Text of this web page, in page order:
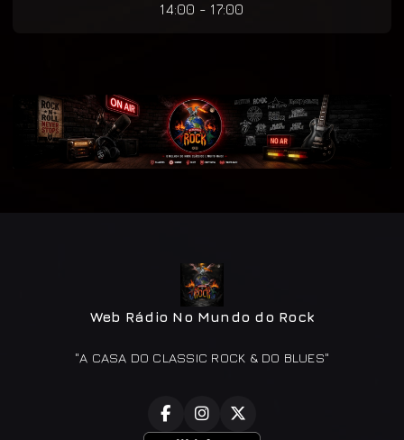
14:00 - 17:00
Web Rádio No Mundo do Rock
"A CASA DO CLASSIC ROCK & DO BLUES"